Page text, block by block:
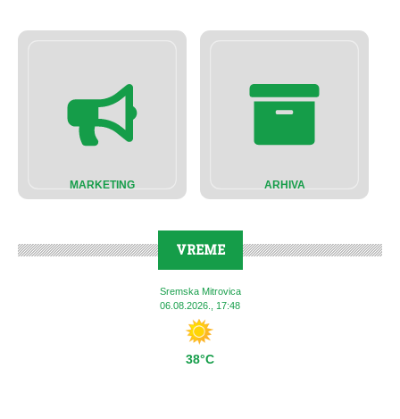
MARKETING ARHIVA
VREME
Sremska Mitrovica
06.08.2026., 17:48
38°C